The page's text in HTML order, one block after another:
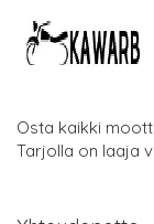
Osta kaikki
Tarjolla on laaja